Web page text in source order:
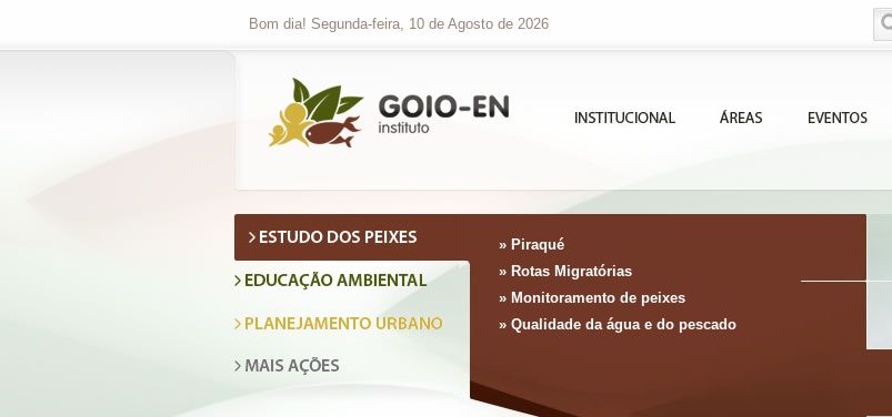
Bom dia! Segunda-feira, 10 de Agosto de 2026
» Piraqué
» Rotas Migratórias
» Monitoramento de peixes
» Qualidade da água e do pescado